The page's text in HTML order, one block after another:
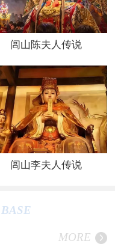
闾山陈夫人传说
闾山李夫人传说
BASE
MORE